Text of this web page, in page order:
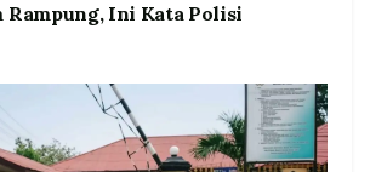
Rampung, Ini Kata Polisi